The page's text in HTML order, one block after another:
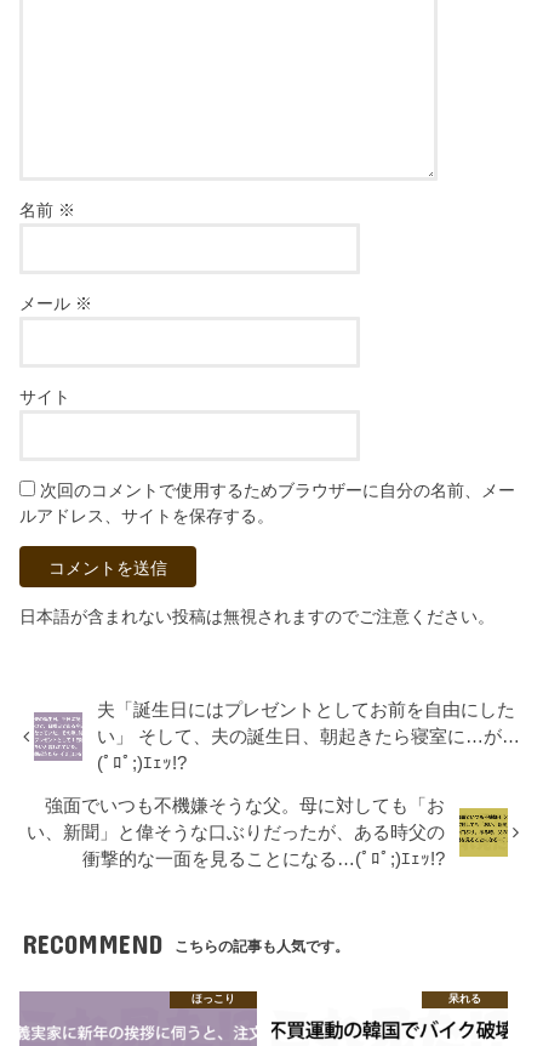
名前 ※
メール ※
サイト
次回のコメントで使用するためブラウザーに自分の名前、メー
ルアドレス、サイトを保存する。
日本語が含まれない投稿は無視されますのでご注意ください。
夫「誕生日にはプレゼントとしてお前を自由にした
い」 そして、夫の誕生日、朝起きたら寝室に…が…
(ﾟﾛﾟ;)ｴｪｯ!?
強面でいつも不機嫌そうな父。母に対しても「お
い、新聞」と偉そうな口ぶりだったが、ある時父の
衝撃的な一面を見ることになる…(ﾟﾛﾟ;)ｴｪｯ!?
RECOMMEND こちらの記事も人気です。
ほっこり 呆れる